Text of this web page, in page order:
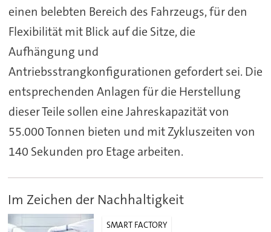
einen belebten Bereich des Fahrzeugs, für den
Flexibilität mit Blick auf die Sitze, die
Aufhängung und
Antriebsstrangkonfigurationen gefordert sei. Die
entsprechenden Anlagen für die Herstellung
dieser Teile sollen eine Jahreskapazität von
55.000 Tonnen bieten und mit Zykluszeiten von
140 Sekunden pro Etage arbeiten.
Im Zeichen der Nachhaltigkeit
SMART FACTORY